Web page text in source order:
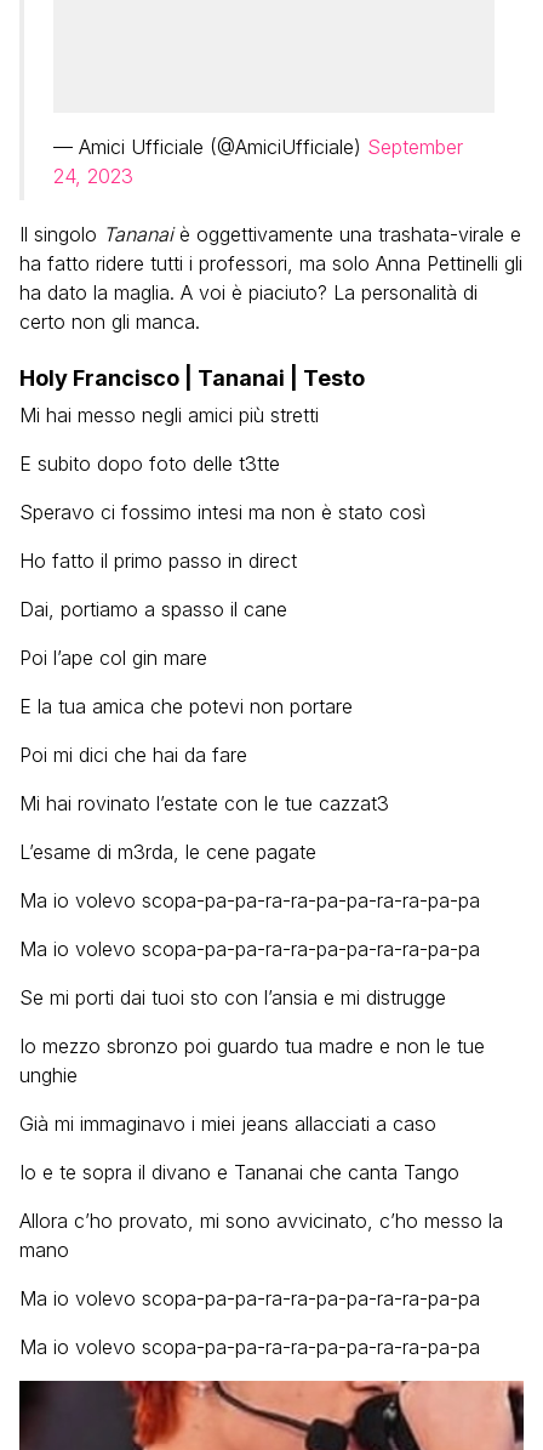
— Amici Ufficiale (@AmiciUfficiale) September
24, 2023
Il singolo Tananaiè oggettivamente una trashata-virale e
ha fatto ridere tutti i professori, ma solo Anna Pettinelli gli
ha dato la maglia. A voi è piaciuto? La personalità di
certo non gli manca.
Holy Francisco | Tananai | Testo
Mi hai messo negli amici più stretti
E subito dopo foto delle t3tte
Speravo ci fossimo intesi ma non è stato così
Ho fatto il primo passo in direct
Dai, portiamo a spasso il cane
Poi l’ape col gin mare
E la tua amica che potevi non portare
Poi mi dici che hai da fare
Mi hai rovinato l’estate con le tue cazzat3
L’esame di m3rda, le cene pagate
Ma io volevo scopa-pa-pa-ra-ra-pa-pa-ra-ra-pa-pa
Ma io volevo scopa-pa-pa-ra-ra-pa-pa-ra-ra-pa-pa
Se mi porti dai tuoi sto con l’ansia e mi distrugge
Io mezzo sbronzo poi guardo tua madre e non le tue
unghie
Già mi immaginavo i miei jeans allacciati a caso
Io e te sopra il divano e Tananai che canta Tango
Allora c’ho provato, mi sono avvicinato, c’ho messo la
mano
Ma io volevo scopa-pa-pa-ra-ra-pa-pa-ra-ra-pa-pa
Ma io volevo scopa-pa-pa-ra-ra-pa-pa-ra-ra-pa-pa